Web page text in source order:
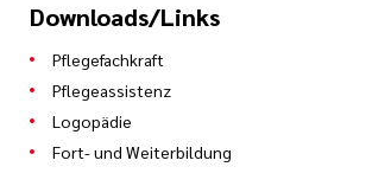
Downloads/Links
Pflegefachkraft
Pflegeassistenz
Logopädie
Fort- und Weiterbildung